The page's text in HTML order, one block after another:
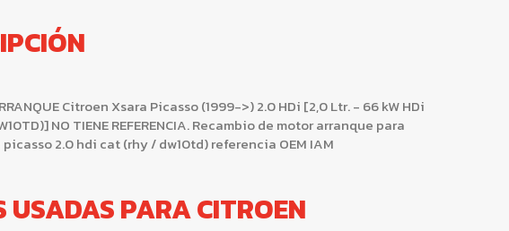
Citroen Xsara Picasso (1999->) 2.0 HDi [2,0 Ltr. - 66 kW HDi
NO TIENE REFERENCIA. Recambio de motor arranque para
2.0 hdi cat (rhy / dw10td) referencia OEM IAM
USADAS PARA CITROEN